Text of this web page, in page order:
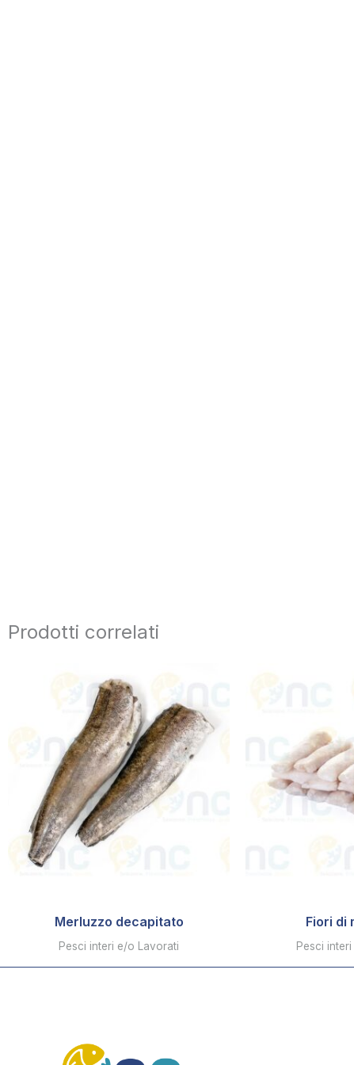
Prodotti correlati
Merluzzo decapitato
Pesci interi e/o Lavorati
Fiori di
Pesci